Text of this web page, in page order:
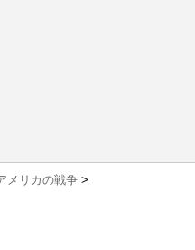
メリカの戦争 >